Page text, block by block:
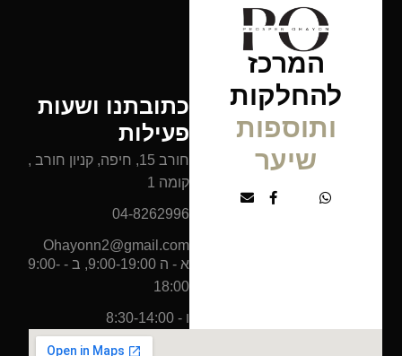
המרכז
להחלקות
ותוספות
שיער
כתובתנו ושעות
פעילות
חורב 15, חיפה, קניון חורב ,
קומה 1
04-8262996
Ohayonn2@gmail.com
א - ה 9:00-19:00, ב - 9:00-
18:00
ו - 8:30-14:00